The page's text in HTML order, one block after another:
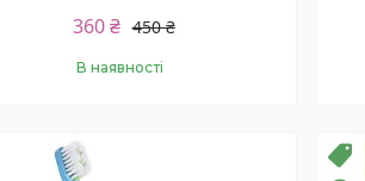
450 ₴
360 ₴
В наявності
Розпродаж